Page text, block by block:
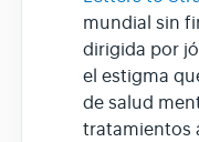
mundial sin
dirigida por
el estigma
de salud
tratamientos